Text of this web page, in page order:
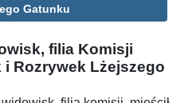
Gatunku
filia Komisji
Rozrywek Lżejszego